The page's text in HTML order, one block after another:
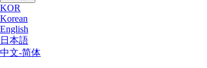
KOR
Korean
English
日本語
中文-简体